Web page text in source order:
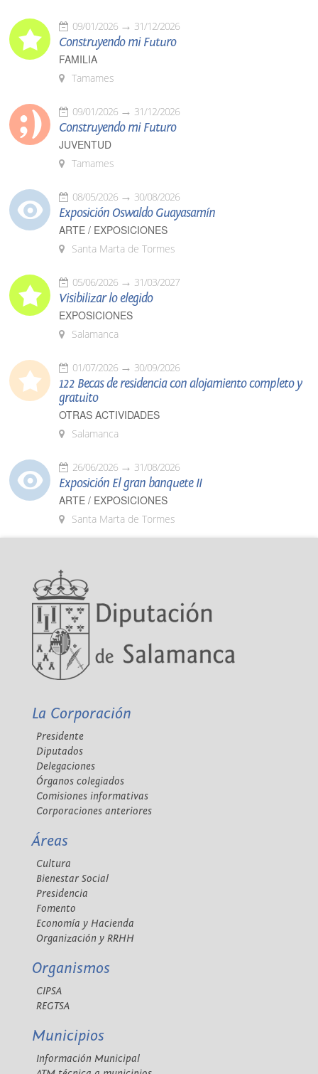
09/01/2026 31/12/2026
Construyendo mi Futuro
FAMILIA
Tamames
09/01/2026 31/12/2026
Construyendo mi Futuro
JUVENTUD
Tamames
08/05/2026 30/08/2026
Exposición Oswaldo Guayasamín
ARTE / EXPOSICIONES
Santa Marta de Tormes
05/06/2026 31/03/2027
Visibilizar lo elegido
EXPOSICIONES
Salamanca
01/07/2026 30/09/2026
122 Becas de residencia con alojamiento completo y
gratuito
OTRAS ACTIVIDADES
Salamanca
26/06/2026 31/08/2026
Exposición El gran banquete II
ARTE / EXPOSICIONES
Santa Marta de Tormes
La Corporación
Presidente
Diputados
Delegaciones
Órganos colegiados
Comisiones informativas
Corporaciones anteriores
Áreas
Cultura
Bienestar Social
Presidencia
Fomento
Economía y Hacienda
Organización y RRHH
Organismos
CIPSA
REGTSA
Municipios
Información Municipal